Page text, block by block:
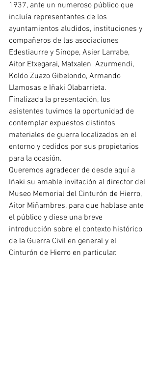
1937, ante un numeroso público que
incluía representantes de los
ayuntamientos aludidos, instituciones y
compañeros de las asociaciones
Edestiaurre y Sínope, Asier Larrabe,
Aitor Etxegarai, Matxalen  Azurmendi,
Koldo Zuazo Gibelondo, Armando
Llamosas e Iñaki Olabarrieta.
Finalizada la presentación, los
asistentes tuvimos la oportunidad de
contemplar expuestos distintos
materiales de guerra localizados en el
entorno y cedidos por sus propietarios
para la ocasión.
Queremos agradecer de desde aquí a
Iñaki su amable invitación al director del
Museo Memorial del Cinturón de Hierro,
Aitor Miñambres, para que hablase ante
el público y diese una breve
introducción sobre el contexto histórico
de la Guerra Civil en general y el
Cinturón de Hierro en particular.